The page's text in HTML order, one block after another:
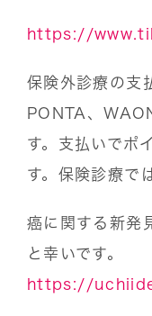
https://
保険外診療の支
PONTA、
す。支払いでポ
す。保険診療で
癌に関する新発
と幸いです。
https://